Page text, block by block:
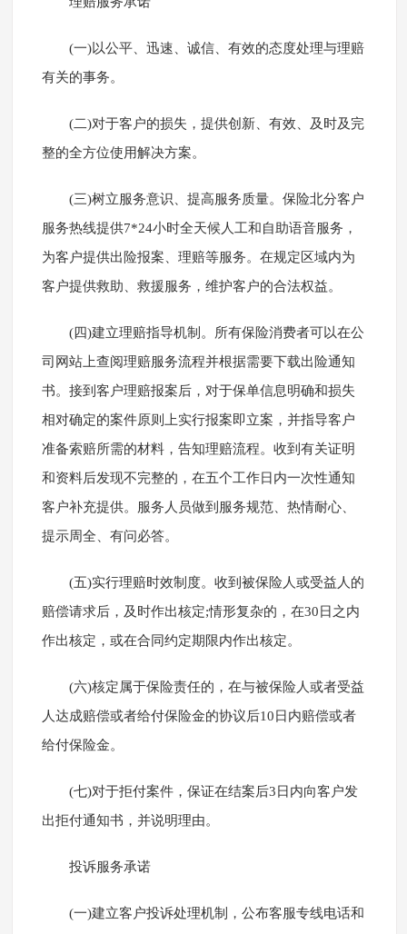
(一)以公平、迅速、诚信、有效的态度处理与理赔
有关的事务。
(二)对于客户的损失，提供创新、有效、及时及完
整的全方位使用解决方案。
(三)树立服务意识、提高服务质量。保险北分客户
服务热线提供7*24小时全天候人工和自助语音服务，
为客户提供出险报案、理赔等服务。在规定区域内为
客户提供救助、救援服务，维护客户的合法权益。
(四)建立理赔指导机制。所有保险消费者可以在公
司网站上查阅理赔服务流程并根据需要下载出险通知
书。接到客户理赔报案后，对于保单信息明确和损失
相对确定的案件原则上实行报案即立案，并指导客户
准备索赔所需的材料，告知理赔流程。收到有关证明
和资料后发现不完整的，在五个工作日内一次性通知
客户补充提供。服务人员做到服务规范、热情耐心、
提示周全、有问必答。
(五)实行理赔时效制度。收到被保险人或受益人的
赔偿请求后，及时作出核定;情形复杂的，在30日之内
作出核定，或在合同约定期限内作出核定。
(六)核定属于保险责任的，在与被保险人或者受益
人达成赔偿或者给付保险金的协议后10日内赔偿或者
给付保险金。
(七)对于拒付案件，保证在结案后3日内向客户发
出拒付通知书，并说明理由。
投诉服务承诺
(一)建立客户投诉处理机制，公布客服专线电话和